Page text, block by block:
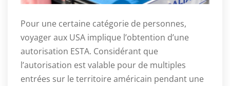
Pour une certaine catégorie de personnes,
voyager aux USA implique l’obtention d’une
autorisation ESTA. Considérant que
l’autorisation est valable pour de multiples
entrées sur le territoire américain pendant une